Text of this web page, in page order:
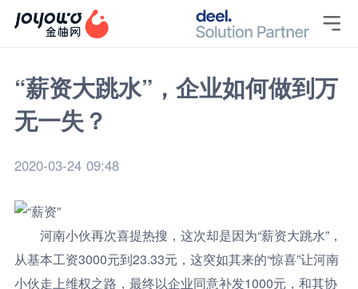

“薪资大跳水”，企业如何做到万
无一失？
2020-03-24 09:48
河南小伙再次喜提热搜，这次却是因为“薪资大跳水”，
从基本工资3000元到23.33元，这突如其来的“惊喜”让河南
小伙走上维权之路，最终以企业同意补发1000元，和其协